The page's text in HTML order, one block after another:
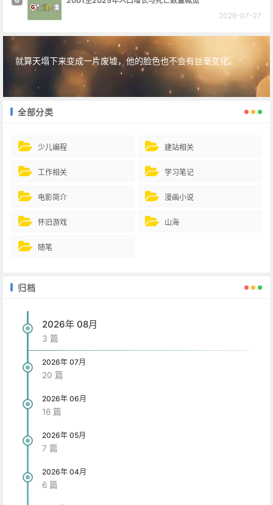
2026-07-27
就算天塌下来变成一片废墟，他的脸色也不会有丝毫变化。
全部分类
少儿编程 建站相关
工作相关 学习笔记
电影简介 漫画小说
怀旧游戏 山海
随笔
归档
2026年 08月
3 篇
2026年 07月
20 篇
2026年 06月
16 篇
2026年 05月
7 篇
2026年 04月
6 篇